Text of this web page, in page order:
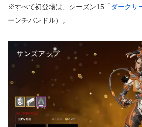
※すべて初登場は、シーズン15「 ダークサ
ーンチバンドル）。